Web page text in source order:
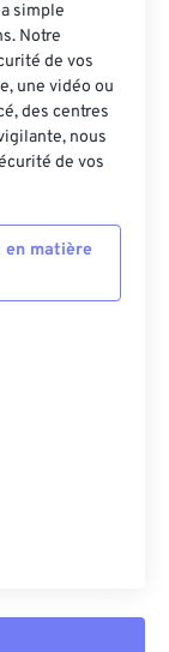
simple
Notre
de vos
une vidéo ou
des centres
nous
de vos
en matière